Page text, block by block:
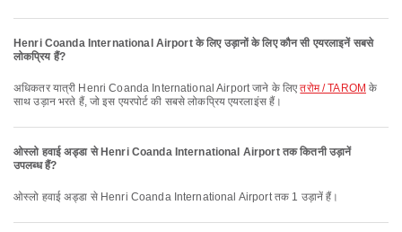
Henri Coanda International Airport के लिए उड़ानों के लिए कौन सी एयरलाइनें सबसे
लोकप्रिय हैं?
अधिकतर यात्री Henri Coanda International Airport जाने के लिएतरोम / TAROM के
साथ उड़ान भरते हैं, जो इस एयरपोर्ट की सबसे लोकप्रिय एयरलाइंस हैं।
ओस्लो हवाई अड्डा से Henri Coanda International Airport तक कितनी उड़ानें
उपलब्ध हैं?
ओस्लो हवाई अड्डा से Henri Coanda International Airport तक 1 उड़ानें हैं।